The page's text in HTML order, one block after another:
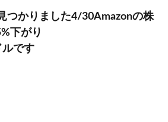
つかりました4/30Amazonの株
下がり
ルです